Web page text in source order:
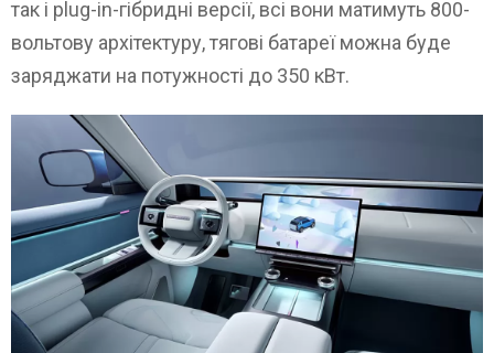
так і plug-in-гібридні версії, всі вони матимуть 800-
вольтову архітектуру, тягові батареї можна буде
заряджати на потужності до 350 кВт.